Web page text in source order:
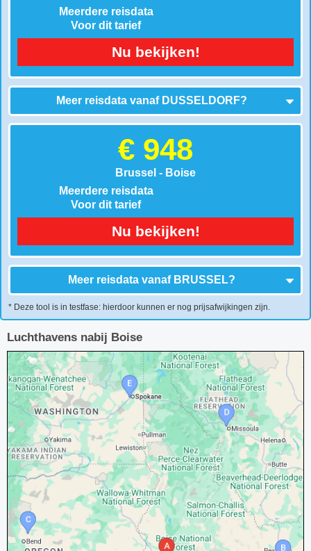
Meerdere reisdata
Voor dit tarief
Nu bekijken!
Meer reisdata vanaf DUSSELDORF?
€ 948
Brussel - Boise
Meerdere reisdata
Voor dit tarief
Nu bekijken!
Meer reisdata vanaf BRUSSEL?
* Deze tool is in testfase: hierdoor kunnen er nog prijsafwijkingen zijn.
Luchthavens nabij Boise